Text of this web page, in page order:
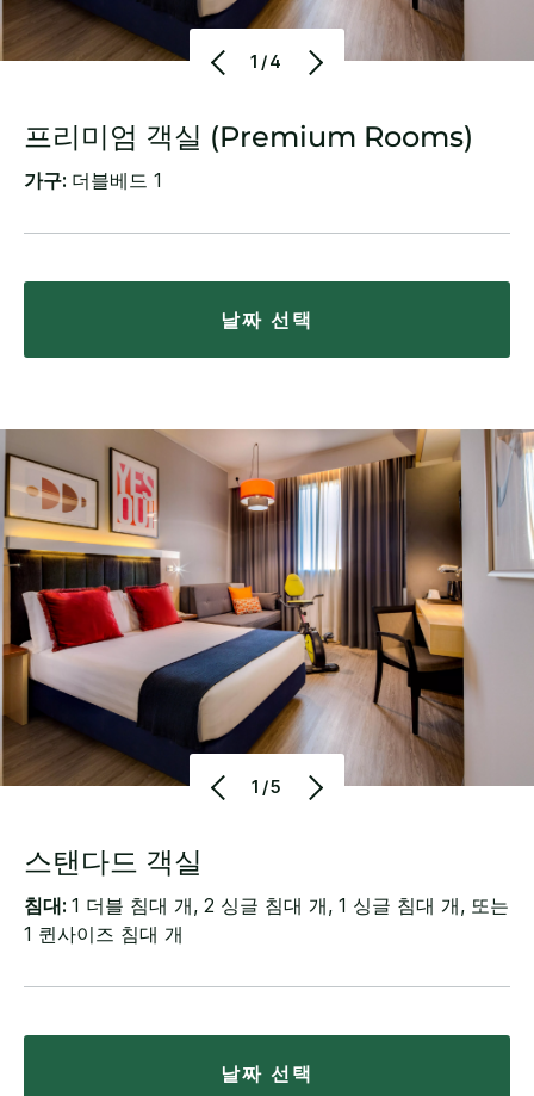
1/4
프리미엄 객실 (Premium Rooms)
가구: 더블베드 1
날짜 선택
1/5
스탠다드 객실
침대: 1 더블 침대 개, 2 싱글 침대 개, 1 싱글 침대 개, 또는
1 퀸사이즈 침대 개
날짜 선택